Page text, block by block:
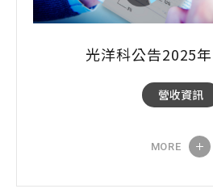
光洋科公告2025
營收資訊
MORE